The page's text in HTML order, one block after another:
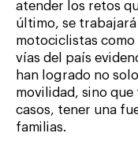
atender los retos
último, se
motociclistas como
vías del país
han logrado no
movilidad, sino
casos, tener una
familias.